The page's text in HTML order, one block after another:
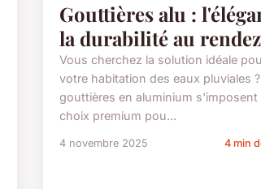
Gouttières alu :
la durabilité au
Vous cherchez la solution idéale
votre habitation des eaux pluviales
gouttières en aluminium s'imposent
choix premium pou...
4 novembre 2025 4 min